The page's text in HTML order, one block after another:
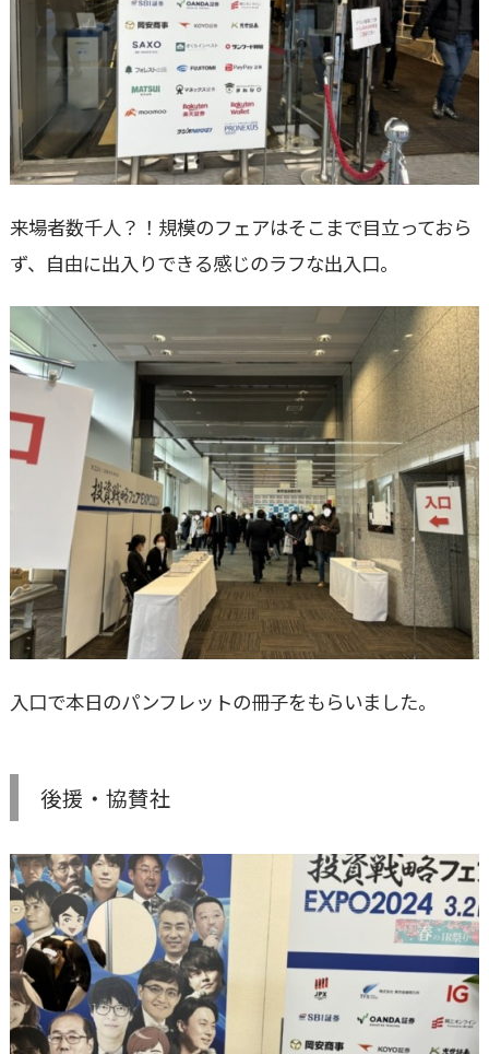
来場者数千人？！規模のフェアはそこまで目立っておら
ず、自由に出入りできる感じのラフな出入口。
入口で本日のパンフレットの冊子をもらいました。
後援・協賛社